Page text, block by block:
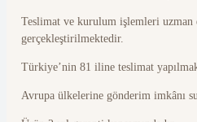
Teslimat ve kurulum işlemleri uzman
gerçekleştirilmektedir.
Türkiye’nin 81 iline teslimat
Avrupa ülkelerine gönderim imkânı